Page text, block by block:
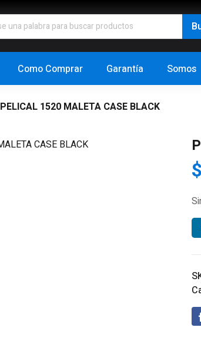
Como Comprar Garantía Somos
PELICAL 1520 MALETA CASE BLACK
$